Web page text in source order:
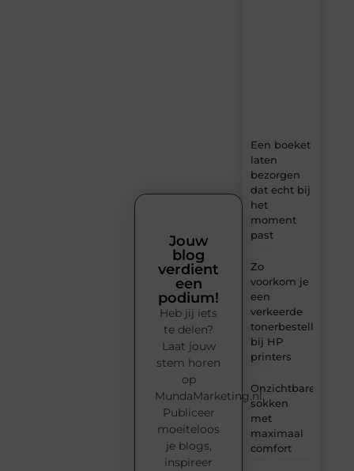
Een boeket
laten
bezorgen
dat echt bij
het
moment
past
Zo
voorkom je
een
verkeerde
tonerbestelling
bij HP
printers
Onzichtbare
sokken
met
maximaal
comfort
Jouw
blog
verdient
een
podium!
Heb jij iets
te delen?
Laat jouw
stem horen
op
MundaMarketing.nl.
Publiceer
moeiteloos
je blogs,
inspireer